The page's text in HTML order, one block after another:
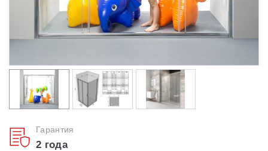
Душевые каналы
Средства ухода
Гарантия
2 года